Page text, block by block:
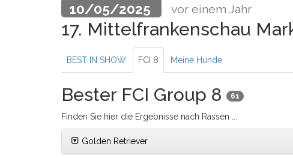
10/05/2025 vor einem Jahr
17. Mittelfrankenschau
BEST IN SHOW FCI 8 Meine Hunde
Bester FCI Group 8 61
Finden Sie hier die Ergebnisse nach Rassen ...
Golden Retriever